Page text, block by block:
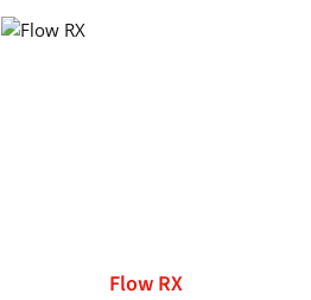
Flow RX